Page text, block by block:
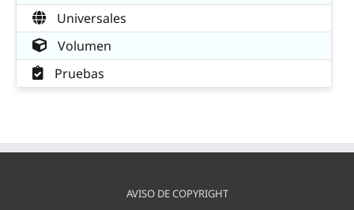
Universales
Volumen
Pruebas
AVISO DE COPYRIGHT